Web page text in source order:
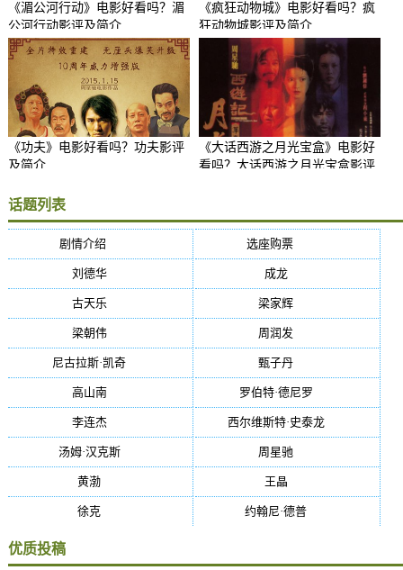
《湄公河行动》电影好看吗？湄
公河行动影评及简介
《疯狂动物城》电影好看吗？疯
狂动物城影评及简介
《功夫》电影好看吗？功夫影评
及简介
《大话西游之月光宝盒》电影好
看吗？大话西游之月光宝盒影评
话题列表
剧情介绍 选座购票(5384)
刘德华(50) 成龙(46)
古天乐 梁家辉
梁朝伟(37) 周润发
尼古拉斯·凯奇 甄子丹
高山南(33) 罗伯特·德尼罗
李连杰(29) 西尔维斯特·史泰龙(29)
汤姆·汉克斯(27) 周星驰
黄渤 王晶
徐克 约翰尼·德普
优质投稿